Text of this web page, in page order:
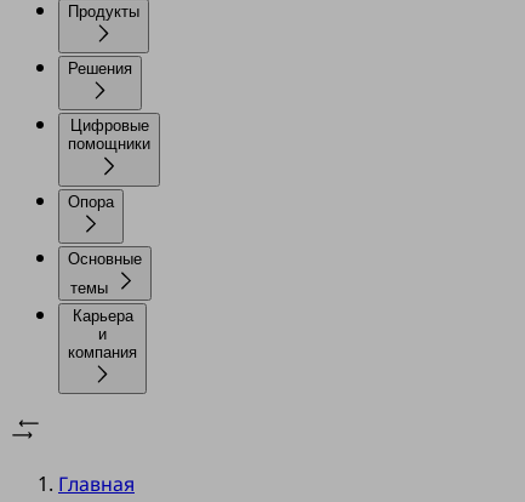
Продукты
Решения
Цифровые
помощники
Опора
Основные
темы
Карьера
и
компания
Главная